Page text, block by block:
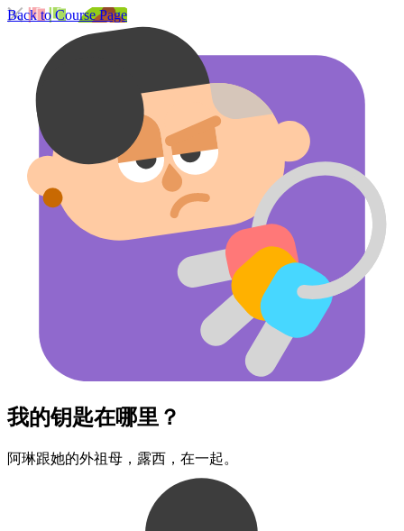
Back to Course Page
我的​钥匙​在哪里？
阿琳​跟​她的​外祖母，​露西，​在一起。